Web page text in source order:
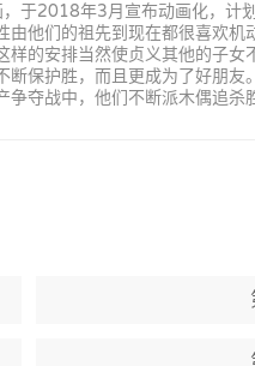
于2018年3月宣布动画化，
他们的祖先到现在都很喜欢
的安排当然使贞义其他的子
保护胜，而且更成为了好朋
夺战中，他们不断派木偶追